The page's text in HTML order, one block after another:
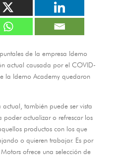
de la empresa Idemo
actual causada por el COVID-
la Idemo Academy quedaron
actual también puede ser vista
actualizar o refrescar los
productos con los que
o quieren trabajar. Es por
ofrece una selección de